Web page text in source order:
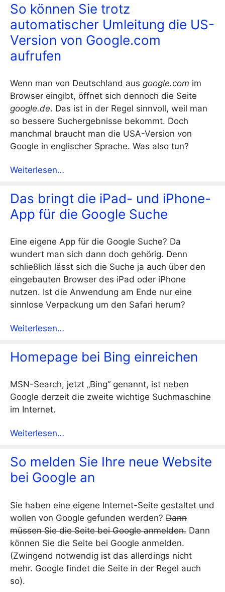
So können Sie trotz
automatischer Umleitung die US-
Version von Google.com
aufrufen
Wenn man von Deutschland aus google.com im
Browser eingibt, öffnet sich dennoch die Seite
google.de. Das ist in der Regel sinnvoll, weil man
so bessere Suchergebnisse bekommt. Doch
manchmal braucht man die USA-Version von
Google in englischer Sprache. Was also tun?
Weiterlesen…
Das bringt die iPad- und iPhone-
App für die Google Suche
Eine eigene App für die Google Suche? Da
wundert man sich dann doch gehörig. Denn
schließlich lässt sich die Suche ja auch über den
eingebauten Browser des iPad oder iPhone
nutzen. Ist die Anwendung am Ende nur eine
sinnlose Verpackung um den Safari herum?
Weiterlesen…
Homepage bei Bing einreichen
MSN-Search, jetzt „Bing“ genannt, ist neben
Google derzeit die zweite wichtige Suchmaschine
im Internet.
Weiterlesen…
So melden Sie Ihre neue Website
bei Google an
Sie haben eine eigene Internet-Seite gestaltet und
wollen von Google gefunden werden? Dann
müssen Sie die Seite bei Google anmelden. Dann
können Sie die Seite bei Google anmelden.
(Zwingend notwendig ist das allerdings nicht
mehr. Google findet die Seite in der Regel auch
so).